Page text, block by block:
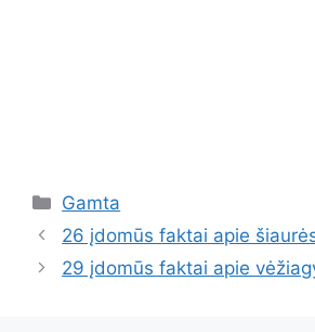
Kategorijos
Gamta
26 įdomūs faktai apie
29 įdomūs faktai apie